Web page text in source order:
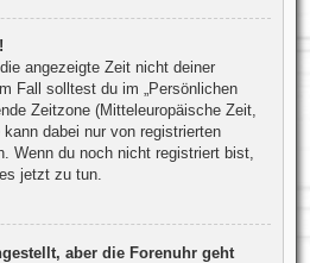
angezeigte Zeit nicht deiner
Fall solltest du im „Persönlichen
Zeitzone (Mitteleuropäische Zeit,
kann dabei nur von registrierten
Wenn du noch nicht registriert bist,
jetzt zu tun.
aber die Forenuhr geht